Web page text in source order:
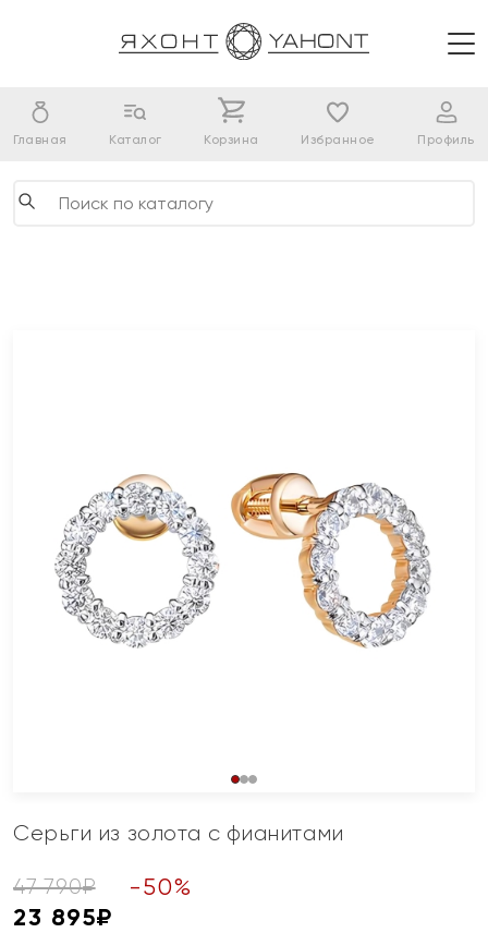
Главная Каталог Корзина Избранное Профиль
Серьги из золота с фианитами
47 790₽ -50%
23 895₽